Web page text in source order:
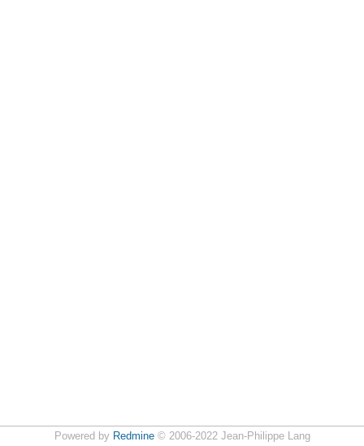
Powered by Redmine© 2006-2022 Jean-Philippe Lang